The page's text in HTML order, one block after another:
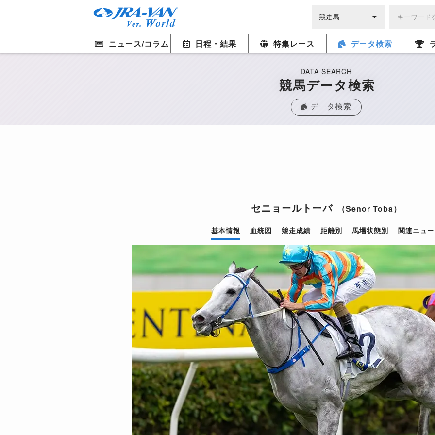
ニュース/コラム 日程・結果 特集レース データ検索
DATA SEARCH
競馬データ検索
データ検索
セニョールトーバ （Senor Toba）
基本情報 血統図 競走成績 距離別 馬場状態別 関連ニュ